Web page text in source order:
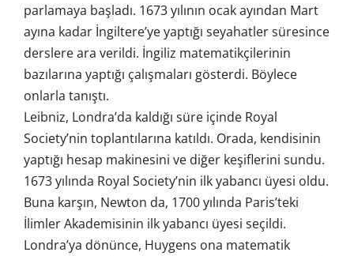
parlamaya başladı. 1673 yılının ocak ayından Mart
ayına kadar İngiltere’ye yaptığı seyahatler süresince
derslere ara verildi. İngiliz matematikçilerinin
bazılarına yaptığı çalışmaları gösterdi. Böylece
onlarla tanıştı.
Leibniz, Londra’da kaldığı süre içinde Royal
Society’nin toplantılarına katıldı. Orada, kendisinin
yaptığı hesap makinesini ve diğer keşiflerini sundu.
1673 yılında Royal Society’nin ilk yabancı üyesi oldu.
Buna karşın, Newton da, 1700 yılında Paris’teki
İlimler Akademisinin ilk yabancı üyesi seçildi.
Londra’ya dönünce, Huygens ona matematik